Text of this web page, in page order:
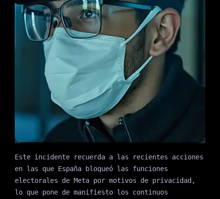
Este incidente recuerda a las recientes acciones
en las que España bloqueó las funciones
electorales de Meta por motivos de privacidad,
lo que pone de manifiesto los continuos